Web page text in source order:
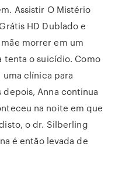
Assistir O Mistério
HD Dublado e
morrer em um
tenta o suicídio. Como
clínica para
Anna continua
na noite em que
o dr. Silberling
é então levada de